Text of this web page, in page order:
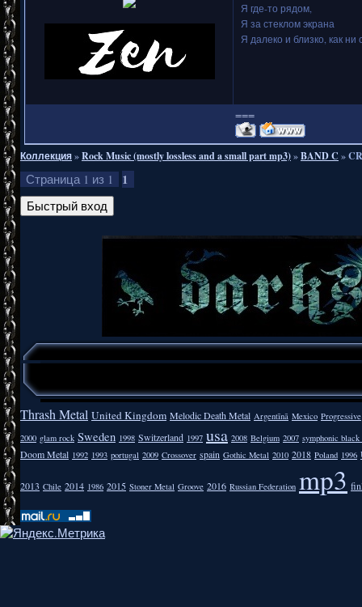
Я где-то рядом,
Я за стеклом экрана
Я далеко и близко, как ни
===
Коллекция»Rock Music (mostly lossless and a small part mp3)»BAND C »
Страница 1 из 1 1
Thrash Metal United Kingdom Melodic Death Metal Argentīnā Mexico Progressive
2000 glam rock Sweden 1998 Switzerland 1997 usa 2008 Belgium 2007 symphonic
Doom Metal 1992 1993 portugal 2009 Crossover spain Gothic Metal 2010 2018 Poland 1996
2013 Chile 2014 1986 2015 Stoner Metal Groove 2016 Russian Federation mp3